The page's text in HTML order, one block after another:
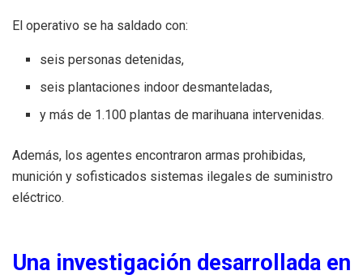
El operativo se ha saldado con:
seis personas detenidas,
seis plantaciones indoor desmanteladas,
y más de 1.100 plantas de marihuana intervenidas.
Además, los agentes encontraron armas prohibidas,
munición y sofisticados sistemas ilegales de suministro
eléctrico.
Una investigación desarrollada en